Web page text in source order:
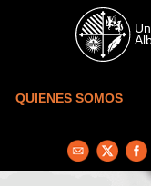
Skip to main content
QUIENES SOMOS